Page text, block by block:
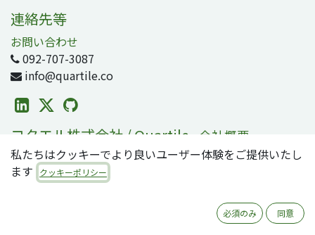
連絡先等
お問い合わせ
092-707-3087
info@quartile.co
コタエル株式会社 / Quartile 会社概要
コタエルは日本および世界各地のお客様のOdoo導入を支
援しています。
Odooは2800万人のユーザが利用する、世界で最も人気の
オープンソースビジネスアプリ/ERPスイートです。零細・
私たちはクッキーでより良いユーザー体験をご提供いたし
ます
クッキーポリシー
必須のみ 同意